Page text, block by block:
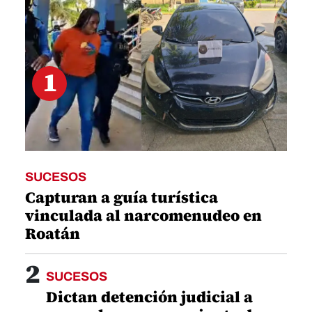
1
SUCESOS
Capturan a guía turística
vinculada al narcomenudeo en
Roatán
2 SUCESOS
Dictan detención judicial a